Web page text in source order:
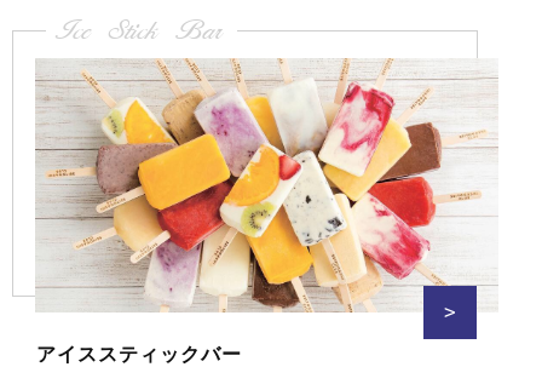
Ice Stick Bar
>
アイススティックバー